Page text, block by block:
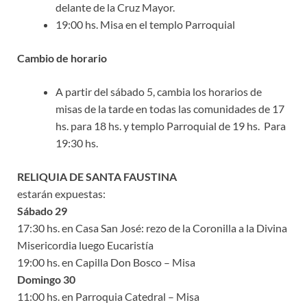
delante de la Cruz Mayor.
19:00 hs. Misa en el templo Parroquial
Cambio de horario
A partir del sábado 5, cambia los horarios de
misas de la tarde en todas las comunidades de 17
hs. para 18 hs. y templo Parroquial de 19 hs. Para
19:30 hs.
RELIQUIA DE SANTA FAUSTINA
estarán expuestas:
Sábado 29
17:30 hs. en Casa San José: rezo de la Coronilla a la Divina
Misericordia luego Eucaristía
19:00 hs. en Capilla Don Bosco – Misa
Domingo 30
11:00 hs. en Parroquia Catedral – Misa